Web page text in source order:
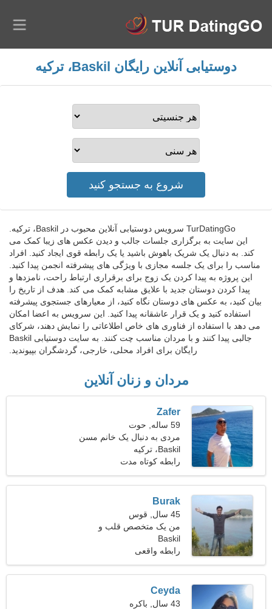
دوستیابی آنلاین رایگان Baskil، ترکیه
TurDatingGo سرویس دوستیابی آنلاین محبوب در Baskil، ترکیه.
این سایت به برگزاری جلسات جالب و دیدن عکس های زیبا کمک می
کند. به دنبال یک شریک باهوش باشید یا یک رابطه قوی ایجاد کنید. افراد
مناسب را برای یک جلسه مجازی با ویژگی های پیشرفته انجمن پیدا کنید.
این پروژه به پیدا کردن یک زوج برای برقراری ارتباط راحت، نامزدها و
پیدا کردن دوستان جدید با علایق مشابه کمک می کند. هدف از تاریخ را
بیان کنید، به عکس های دوستان نگاه کنید، از معیارهای جستجوی پیشرفته
استفاده کنید و یک قرار عاشقانه پیدا کنید. این سرویس به اعضا امکان
می دهد با استفاده از فناوری های خاص اطلاعاتی را نمایش دهند، شرکای
جالبی پیدا کنند و با مردان مناسب چت کنند. به سایت دوستیابی Baskil
رایگان برای افراد محلی، خارجی، گردشگران بپیوندید.
مردان و زنان آنلاین
Zafer
59 ساله, حوت
مردی به دنبال یک خانم مسن
51-54
Baskil، ترکیه
رابطه کوتاه مدت
Burak
45 سال, قوس
من یک متخصص قلب و
عروق هستم و به دنبال یک
زن داغ هستم
Baskil
رابطه واقعی
Ceyda
43 سال, باکره